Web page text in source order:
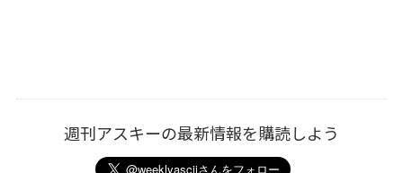
週刊アスキーの最新情報を購読しよう